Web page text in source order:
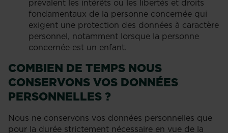
prévalent les intérêts ou les libertés et droits
fondamentaux de la personne concernée qui
exigent une protection des données à caractère
personnel, notamment lorsque la personne
concernée est un enfant.
COMBIEN DE TEMPS NOUS
CONSERVONS VOS DONNÉES
PERSONNELLES ?
Nous ne conservons vos données personnelles que
pour la durée strictement nécessaire en vue de la